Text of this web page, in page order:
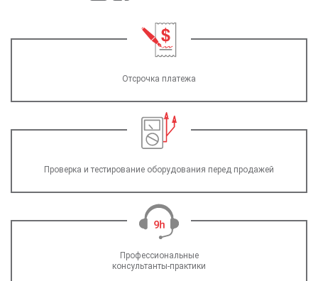
Отсрочка платежа
Проверка и тестирование оборудования перед продажей
Профессиональные
консультанты-практики